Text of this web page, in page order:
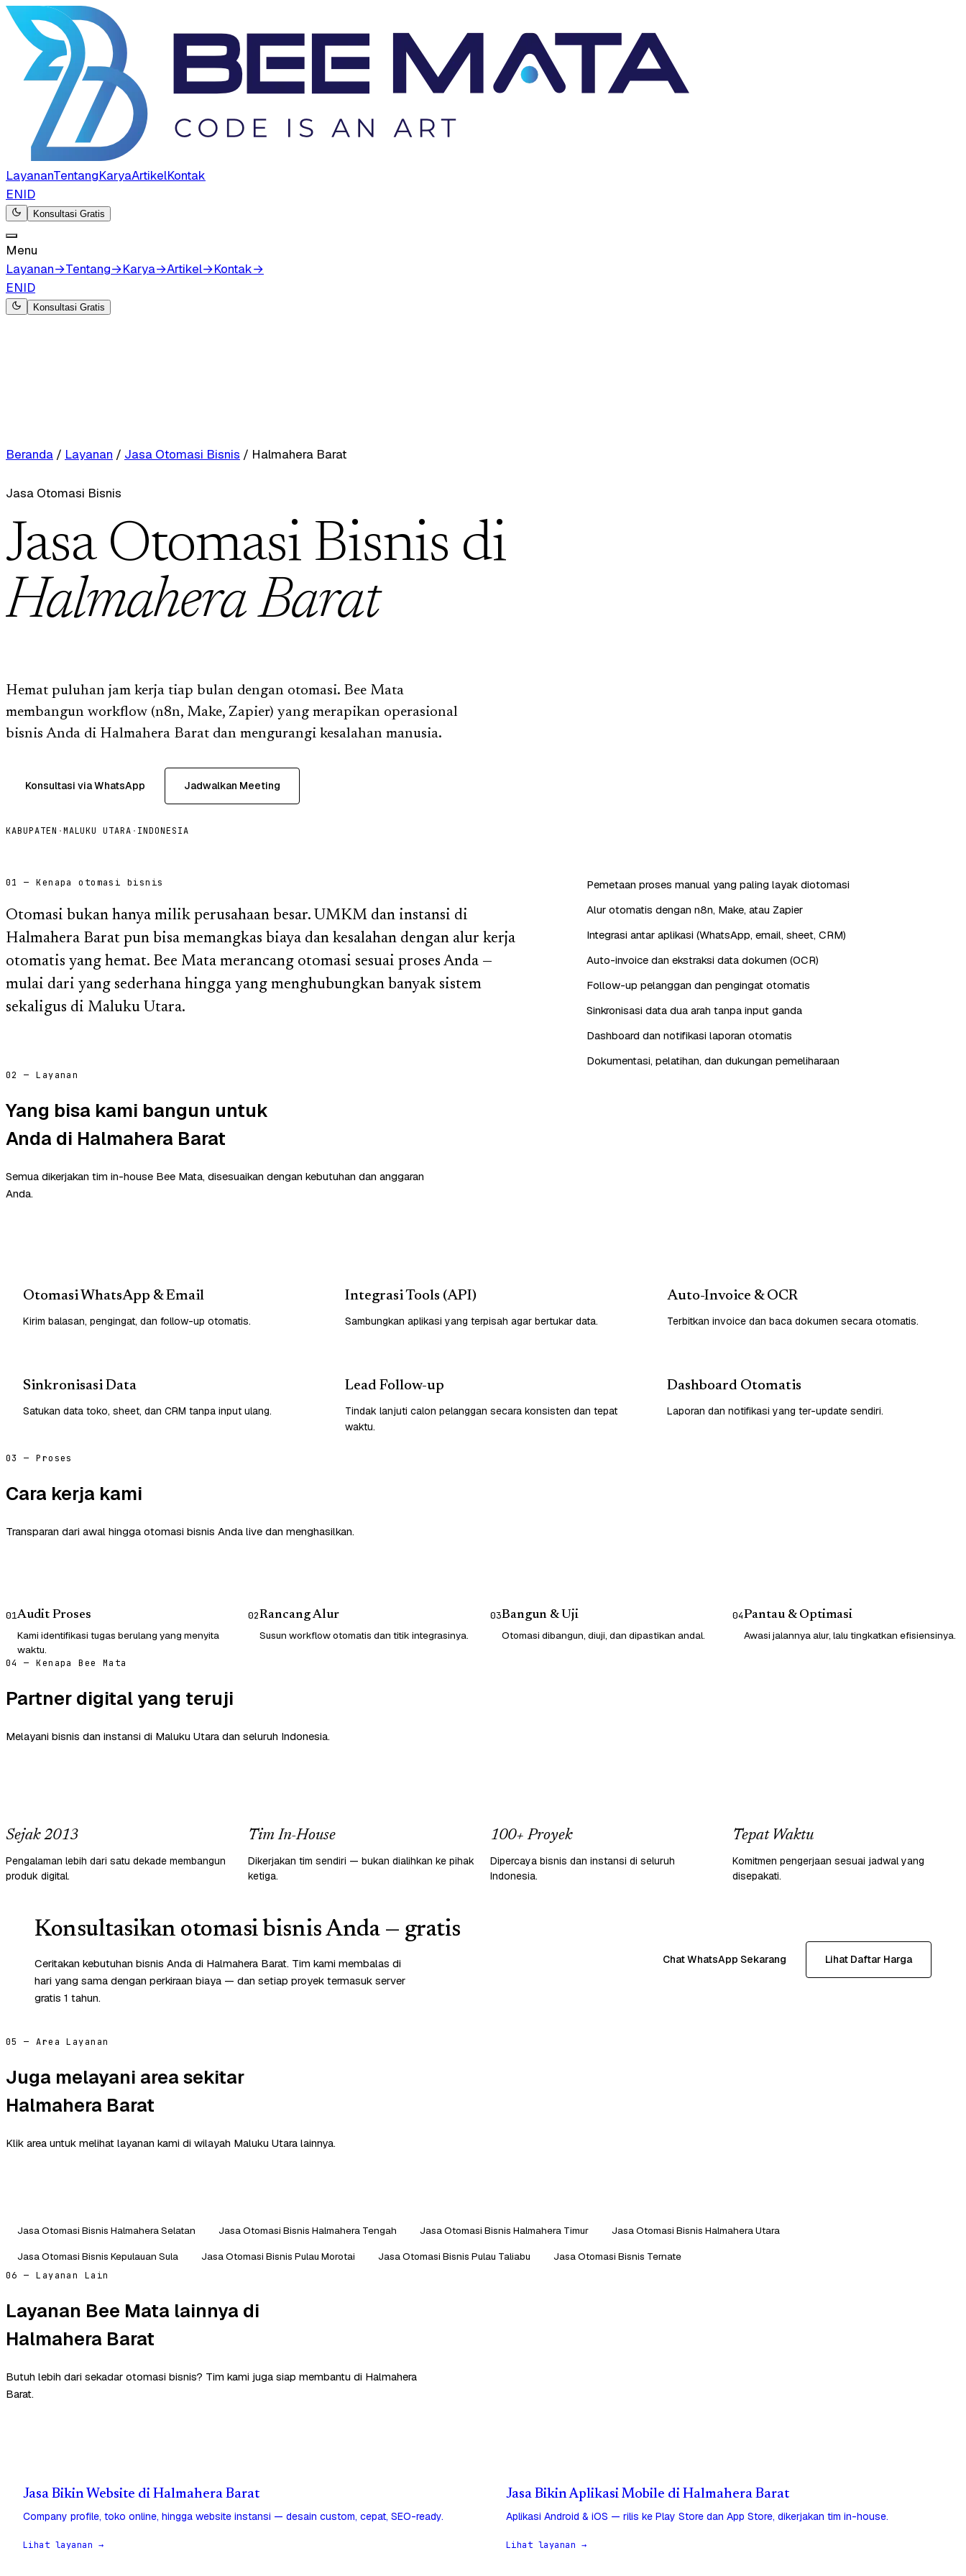
LayananTentangKaryaArtikelKontak
ENID
Konsultasi Gratis
Menu
Layanan→Tentang→Karya→Artikel→Kontak→
ENID
Konsultasi Gratis
Beranda / Layanan / Jasa Otomasi Bisnis / Halmahera Barat
Jasa Otomasi Bisnis
Jasa Otomasi Bisnis di
Halmahera Barat
Hemat puluhan jam kerja tiap bulan dengan otomasi. Bee Mata
membangun workflow (n8n, Make, Zapier) yang merapikan operasional
bisnis Anda di Halmahera Barat dan mengurangi kesalahan manusia.
Konsultasi via WhatsApp Jadwalkan Meeting
KABUPATEN ·MALUKU UTARA · INDONESIA
01 — Kenapa otomasi bisnis
Otomasi bukan hanya milik perusahaan besar. UMKM dan instansi di
Halmahera Barat pun bisa memangkas biaya dan kesalahan dengan alur kerja
otomatis yang hemat. Bee Mata merancang otomasi sesuai proses Anda —
mulai dari yang sederhana hingga yang menghubungkan banyak sistem
sekaligus di Maluku Utara.
Pemetaan proses manual yang paling layak diotomasi
Alur otomatis dengan n8n, Make, atau Zapier
Integrasi antar aplikasi (WhatsApp, email, sheet, CRM)
Auto-invoice dan ekstraksi data dokumen (OCR)
Follow-up pelanggan dan pengingat otomatis
Sinkronisasi data dua arah tanpa input ganda
Dashboard dan notifikasi laporan otomatis
Dokumentasi, pelatihan, dan dukungan pemeliharaan
02 — Layanan
Yang bisa kami bangun untuk
Anda di Halmahera Barat
Semua dikerjakan tim in-house Bee Mata, disesuaikan dengan kebutuhan dan anggaran
Anda.
Otomasi WhatsApp & Email
Kirim balasan, pengingat, dan follow-up otomatis.
Integrasi Tools (API)
Sambungkan aplikasi yang terpisah agar bertukar data.
Auto-Invoice & OCR
Terbitkan invoice dan baca dokumen secara otomatis.
Sinkronisasi Data
Satukan data toko, sheet, dan CRM tanpa input ulang.
Lead Follow-up
Tindak lanjuti calon pelanggan secara konsisten dan tepat
waktu.
Dashboard Otomatis
Laporan dan notifikasi yang ter-update sendiri.
03 — Proses
Cara kerja kami
Transparan dari awal hingga otomasi bisnis Anda live dan menghasilkan.
01Audit Proses
Kami identifikasi tugas berulang yang menyita
waktu.
02Rancang Alur
Susun workflow otomatis dan titik integrasinya.
03Bangun & Uji
Otomasi dibangun, diuji, dan dipastikan andal.
04Pantau & Optimasi
Awasi jalannya alur, lalu tingkatkan efisiensinya.
04 — Kenapa Bee Mata
Partner digital yang teruji
Melayani bisnis dan instansi di Maluku Utara dan seluruh Indonesia.
Sejak 2013
Pengalaman lebih dari satu dekade membangun
produk digital.
Tim In-House
Dikerjakan tim sendiri — bukan dialihkan ke pihak
ketiga.
100+ Proyek
Dipercaya bisnis dan instansi di seluruh
Indonesia.
Tepat Waktu
Komitmen pengerjaan sesuai jadwal yang
disepakati.
Konsultasikan otomasi bisnis Anda — gratis
Ceritakan kebutuhan bisnis Anda di Halmahera Barat. Tim kami membalas di
hari yang sama dengan perkiraan biaya — dan setiap proyek termasuk server
gratis 1 tahun.
Chat WhatsApp Sekarang Lihat Daftar Harga
05 — Area Layanan
Juga melayani area sekitar
Halmahera Barat
Klik area untuk melihat layanan kami di wilayah Maluku Utara lainnya.
Jasa Otomasi Bisnis Halmahera Selatan Jasa Otomasi Bisnis Halmahera Tengah Jasa Otomasi Bisnis Halmahera Timur
Jasa Otomasi Bisnis Halmahera Utara
Jasa Otomasi Bisnis Kepulauan Sula
Jasa Otomasi Bisnis Pulau Morotai Jasa Otomasi Bisnis Pulau Taliabu Jasa Otomasi Bisnis Ternate
06 — Layanan Lain
Layanan Bee Mata lainnya di
Halmahera Barat
Butuh lebih dari sekadar otomasi bisnis? Tim kami juga siap membantu di Halmahera
Barat.
Jasa Bikin Website di Halmahera Barat
Company profile, toko online, hingga website instansi — desain custom, cepat, SEO-ready.
Lihat layanan →
Jasa Bikin Aplikasi Mobile di Halmahera Barat
Aplikasi Android & iOS — rilis ke Play Store dan App Store, dikerjakan tim in-house.
Lihat layanan →